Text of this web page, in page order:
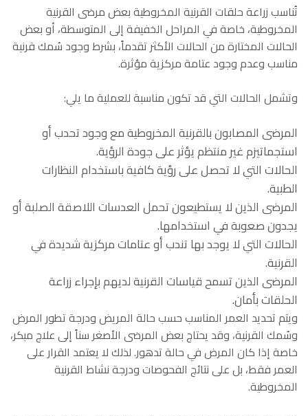
تُناسب زراعة حلقات القرنية المخروطية بعض مرضى القرنية
المخروطية، خاصة في المراحل الخفيفة إلى المتوسطة، أو بعض
الحالات المختارة من الحالات الأكثر تقدماً، بشرط وجود سُمك قرنية
مناسب وعدم وجود عتامة مركزية مؤثرة.
وتشمل الحالات التي قد تكون مناسبة للعملية ما يلي:
المرضى المصابون بالقرنية المخروطية مع وجود تحدب أو
استجماتيزم غير منتظم يؤثر على جودة الرؤية.
الحالات التي لا تحصل على رؤية كافية باستخدام النظارات
الطبية.
المرضى الذين لا يستطيعون تحمل العدسات اللاصقة الصلبة أو
يجدون صعوبة في استخدامها.
الحالات التي لا يوجد بها تندب أو عتامات مركزية شديدة في
القرنية.
المرضى الذين تسمح قياسات القرنية لديهم بإجراء زراعة
الحلقات بأمان.
ويتم تحديد العمر المناسب حسب حالة المريض ودرجة تطور المرض
وسُمك القرنية، وقد يحتاج بعض المرضى الأصغر سناً إلى علاج مبكر،
خاصة إذا كان المرض في حالة تدهور. لذلك لا يعتمد القرار على
العمر فقط، بل على نتائج الفحوصات ودرجة نشاط القرنية
المخروطية.